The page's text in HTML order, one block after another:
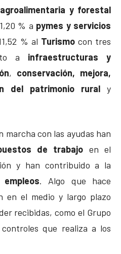
y forestal
% a pymes y servicios
% al Turismocon tres
a infraestructuras y
, conservación, mejora,
del patrimonio rural y
marcha con las ayudas han
de trabajo en el
y han contribuido a la
. Algo que hace
en el medio y largo plazo
recibidas, como el Grupo
que realiza a los